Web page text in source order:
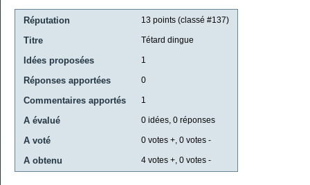
Réputation 13 points (classé #137)
Titre Tétard dingue
Idées proposées 1
Réponses apportées 0
Commentaires apportés 1
A évalué 0 idées, 0 réponses
A voté 0 votes +, 0 votes -
A obtenu 4 votes +, 0 votes -